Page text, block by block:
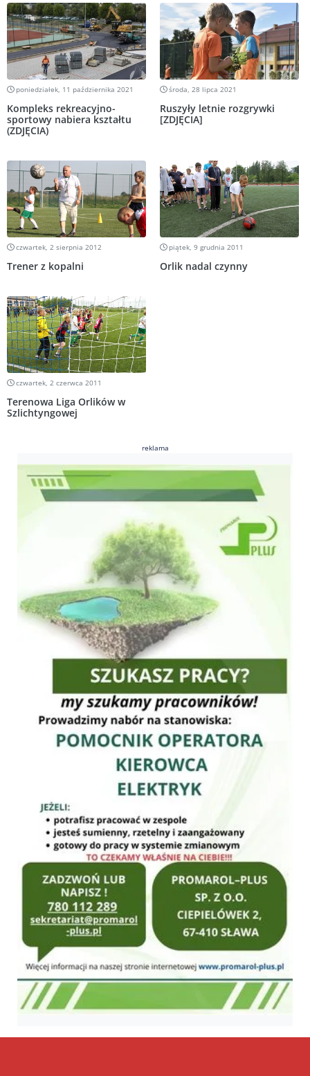
poniedziałek, 11 października 2021
Kompleks rekreacyjno-
sportowy nabiera kształtu
(ZDJĘCIA)
środa, 28 lipca 2021
Ruszyły letnie rozgrywki
[ZDJĘCIA]
czwartek, 2 sierpnia 2012
Trener z kopalni
piątek, 9 grudnia 2011
Orlik nadal czynny
czwartek, 2 czerwca 2011
Terenowa Liga Orlików w
Szlichtyngowej
reklama